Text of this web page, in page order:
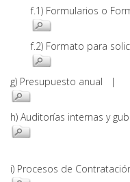
f.1) Formularios o
f.2) Formato para
g) Presupuesto anual |
h) Auditorías internas y
i) Procesos de